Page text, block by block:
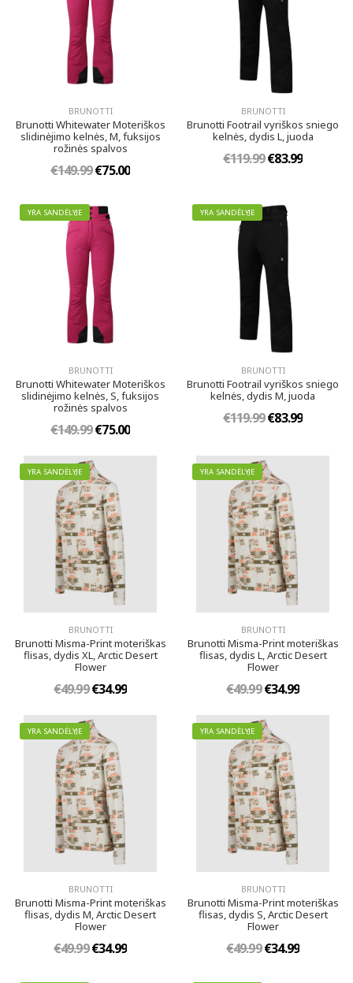
BRUNOTTI
Brunotti Whitewater Moteriškos
slidinėjimo kelnės, M, fuksijos
rožinės spalvos
€149.99€75.00
BRUNOTTI
Brunotti Footrail vyriškos sniego
kelnės, dydis L, juoda
€119.99€83.99
YRA SANDĖLYJE
BRUNOTTI
Brunotti Whitewater Moteriškos
slidinėjimo kelnės, S, fuksijos
rožinės spalvos
€149.99€75.00
YRA SANDĖLYJE
BRUNOTTI
Brunotti Footrail vyriškos sniego
kelnės, dydis M, juoda
€119.99€83.99
YRA SANDĖLYJE
BRUNOTTI
Brunotti Misma-Print moteriškas
flisas, dydis XL, Arctic Desert
Flower
€49.99€34.99
YRA SANDĖLYJE
BRUNOTTI
Brunotti Misma-Print moteriškas
flisas, dydis L, Arctic Desert
Flower
€49.99€34.99
YRA SANDĖLYJE
BRUNOTTI
Brunotti Misma-Print moteriškas
flisas, dydis M, Arctic Desert
Flower
€49.99€34.99
YRA SANDĖLYJE
BRUNOTTI
Brunotti Misma-Print moteriškas
flisas, dydis S, Arctic Desert
Flower
€49.99€34.99